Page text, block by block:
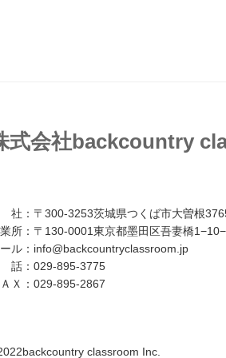
式会社backcountry
社：〒300-3253茨城県つくば市大曽根
所：〒130-0001東京都墨田区吾妻橋
ール：info@backcountryclassroom.jp
話：029-895-3775
ＡＸ：029-895-2867
classroom Inc.